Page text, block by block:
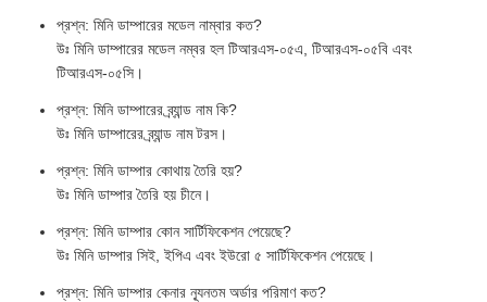
প্রশ্ন: মিনি ডাম্পারের মডেল নাম্বার কত?
উঃ মিনি ডাম্পারের মডেল নম্বর হল টিআরএস-০৫এ, টিআরএস-০৫বি এবং
টিআরএস-০৫সি।
প্রশ্ন: মিনি ডাম্পারের ব্র্যান্ড নাম কি?
উঃ মিনি ডাম্পারের ব্র্যান্ড নাম টরস।
প্রশ্ন: মিনি ডাম্পার কোথায় তৈরি হয়?
উঃ মিনি ডাম্পার তৈরি হয় চীনে।
প্রশ্ন: মিনি ডাম্পার কোন সার্টিফিকেশন পেয়েছে?
উঃ মিনি ডাম্পার সিই, ইপিএ এবং ইউরো ৫ সার্টিফিকেশন পেয়েছে।
প্রশ্ন: মিনি ডাম্পার কেনার ন্যূনতম অর্ডার পরিমাণ কত?